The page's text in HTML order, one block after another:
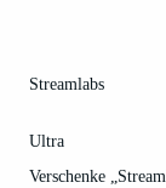
Streamlabs
Ultra
Verschenke